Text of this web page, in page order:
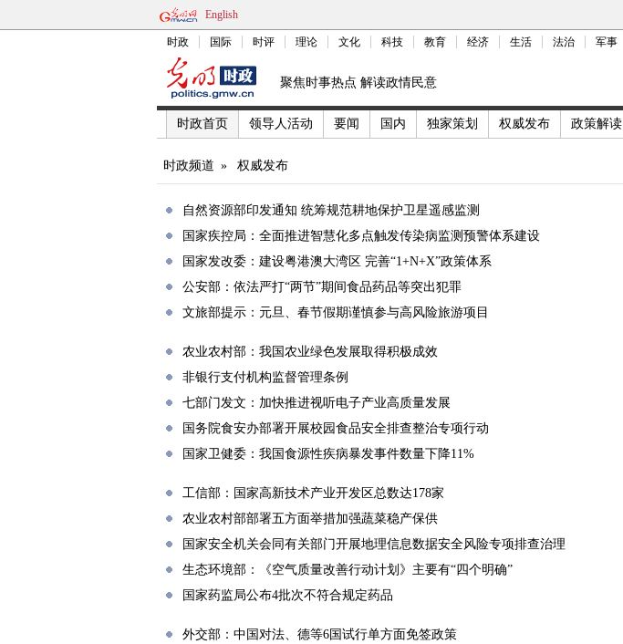
English
时政 国际 时评 理论 文化 科技 教育 经济 生活 法治 军事
聚焦时事热点 解读政情民意
时政首页 领导人活动 要闻 国内 独家策划 权威发布 政策解读
时政频道 » 权威发布
自然资源部印发通知 统筹规范耕地保护卫星遥感监测
国家疾控局：全面推进智慧化多点触发传染病监测预警体系建设
国家发改委：建设粤港澳大湾区 完善“1+N+X”政策体系
公安部：依法严打“两节”期间食品药品等突出犯罪
文旅部提示：元旦、春节假期谨慎参与高风险旅游项目
农业农村部：我国农业绿色发展取得积极成效
非银行支付机构监督管理条例
七部门发文：加快推进视听电子产业高质量发展
国务院食安办部署开展校园食品安全排查整治专项行动
国家卫健委：我国食源性疾病暴发事件数量下降11%
工信部：国家高新技术产业开发区总数达178家
农业农村部部署五方面举措加强蔬菜稳产保供
国家安全机关会同有关部门开展地理信息数据安全风险专项排查治理
生态环境部：《空气质量改善行动计划》主要有“四个明确”
国家药监局公布4批次不符合规定药品
外交部：中国对法、德等6国试行单方面免签政策